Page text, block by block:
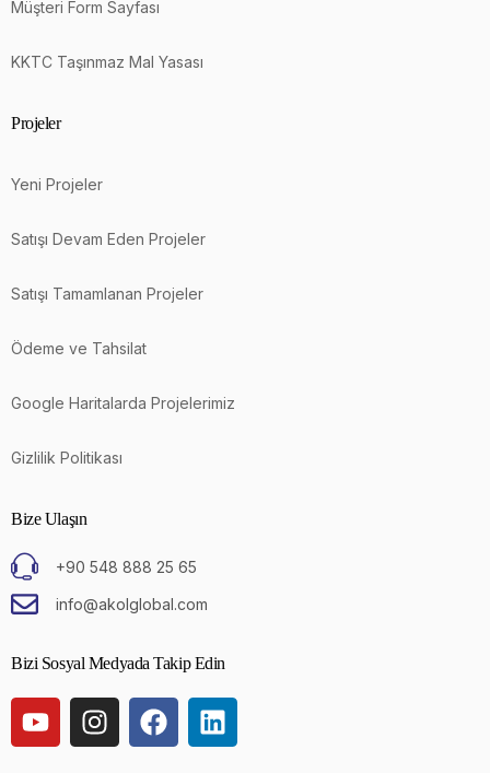
Müşteri Form Sayfası
KKTC Taşınmaz Mal Yasası
Projeler
Yeni Projeler
Satışı Devam Eden Projeler
Satışı Tamamlanan Projeler
Ödeme ve Tahsilat
Google Haritalarda Projelerimiz
Gizlilik Politikası
Bize Ulaşın
+90 548 888 25 65
info@akolglobal.com
Bizi Sosyal Medyada Takip Edin